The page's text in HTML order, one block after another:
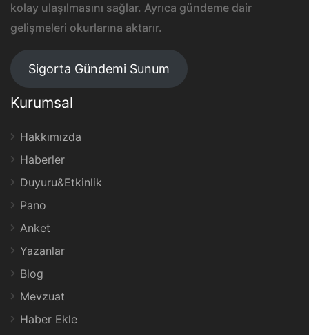
kolay ulaşılmasını sağlar. Ayrıca gündeme dair
gelişmeleri okurlarına aktarır.
Sigorta Gündemi Sunum
Kurumsal
Hakkımızda
Haberler
Duyuru&Etkinlik
Pano
Anket
Yazanlar
Blog
Mevzuat
Haber Ekle